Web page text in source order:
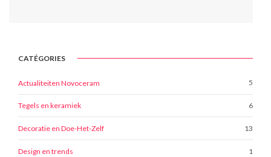
CATÉGORIES
Actualiteiten Novoceram 5
Tegels en keramiek 6
Decoratie en Doe-Het-Zelf 13
Design en trends 1